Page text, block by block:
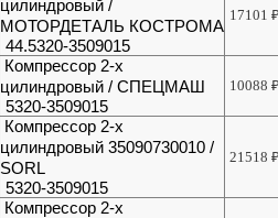
цилиндровый /
МОТОРДЕТАЛЬ КОСТРОМА
44.5320-3509015
17101
Компрессор 2-х
цилиндровый / СПЕЦМАШ
5320-3509015
10088
Компрессор 2-х
цилиндровый 35090730010 /
SORL
5320-3509015
21518
Компрессор 2-х